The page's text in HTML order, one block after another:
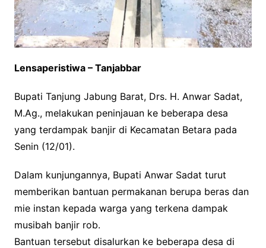
Lensaperistiwa – Tanjabbar
Bupati Tanjung Jabung Barat, Drs. H. Anwar Sadat,
M.Ag., melakukan peninjauan ke beberapa desa
yang terdampak banjir di Kecamatan Betara pada
Senin (12/01).
Dalam kunjungannya, Bupati Anwar Sadat turut
memberikan bantuan permakanan berupa beras dan
mie instan kepada warga yang terkena dampak
musibah banjir rob.
Bantuan tersebut disalurkan ke beberapa desa di